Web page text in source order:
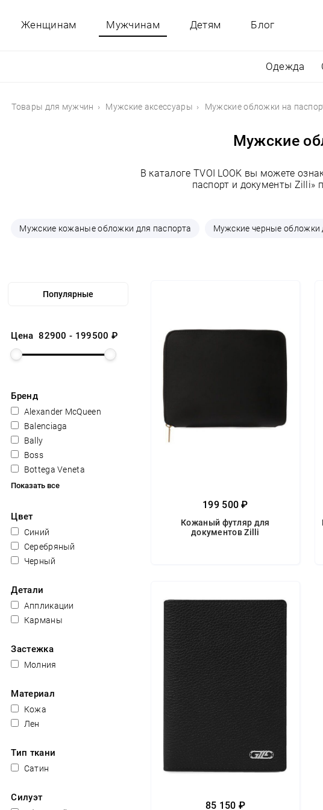
Женщинам Мужчинам
Одежда
Детям Блог
Товары для мужчин Мужские аксессуары Мужские обложки на
Мужские
В каталоге TVOI LOOK вы можете
паспорт и документы Zilli»
Мужские кожаные обложки для паспорта Мужские черные обложки
Цена82900 - 199500 ₽
Бренд
Alexander McQueen
Balenciaga
Bally
Boss
Bottega Veneta
Показать все
Цвет
Синий
Серебряный
Черный
Детали
Аппликации
Карманы
Застежка
Молния
Материал
Кожа
Лен
Тип ткани
Сатин
Силуэт
199 500 ₽
Кожаный футляр для
документов Zilli
85 150 ₽